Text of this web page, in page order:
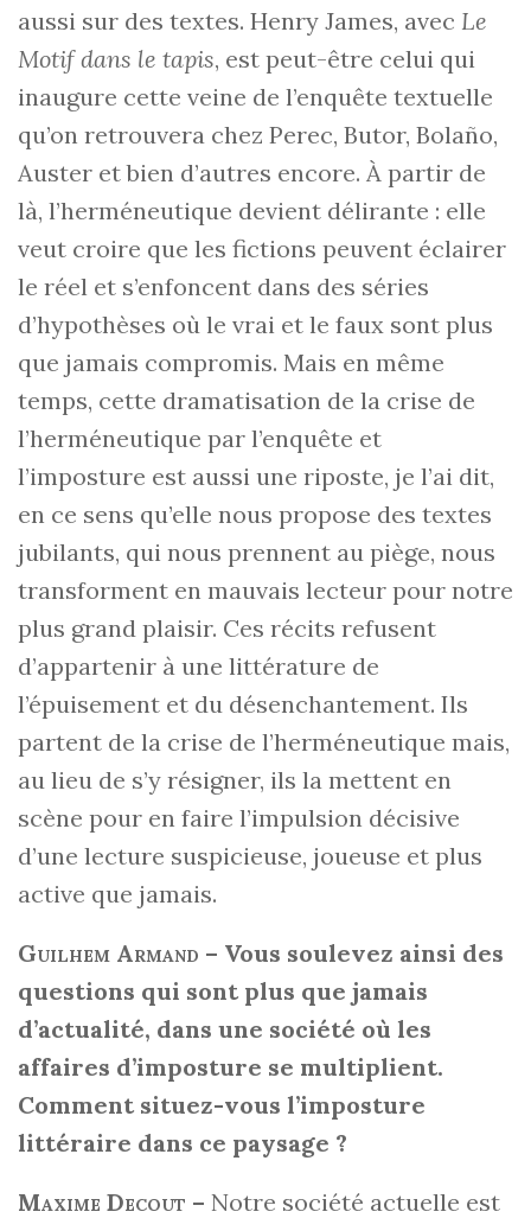
aussi sur des textes. Henry James, avec Le
Motif dans le tapis, est peut-être celui qui
inaugure cette veine de l’enquête textuelle
qu’on retrouvera chez Perec, Butor, Bolaño,
Auster et bien d’autres encore. À partir de
là, l’herméneutique devient délirante : elle
veut croire que les fictions peuvent éclairer
le réel et s’enfoncent dans des séries
d’hypothèses où le vrai et le faux sont plus
que jamais compromis. Mais en même
temps, cette dramatisation de la crise de
l’herméneutique par l’enquête et
l’imposture est aussi une riposte, je l’ai dit,
en ce sens qu’elle nous propose des textes
jubilants, qui nous prennent au piège, nous
transforment en mauvais lecteur pour notre
plus grand plaisir. Ces récits refusent
d’appartenir à une littérature de
l’épuisement et du désenchantement. Ils
partent de la crise de l’herméneutique mais,
au lieu de s’y résigner, ils la mettent en
scène pour en faire l’impulsion décisive
d’une lecture suspicieuse, joueuse et plus
active que jamais.
Guilhem Armand – Vous soulevez ainsi des
questions qui sont plus que jamais
d’actualité, dans une société où les
affaires d’imposture se multiplient.
Comment situez-vous l’imposture
littéraire dans ce paysage ?
Maxime Decout – Notre société actuelle est